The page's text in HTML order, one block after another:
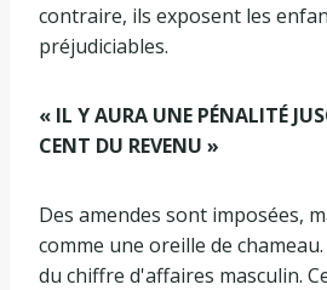
contraire, ils exposent les
préjudiciables.
« IL Y AURA UNE PÉNALITÉ
CENT DU REVENU »
Des amendes sont imposées,
comme une oreille de
du chiffre d'affaires masculin.